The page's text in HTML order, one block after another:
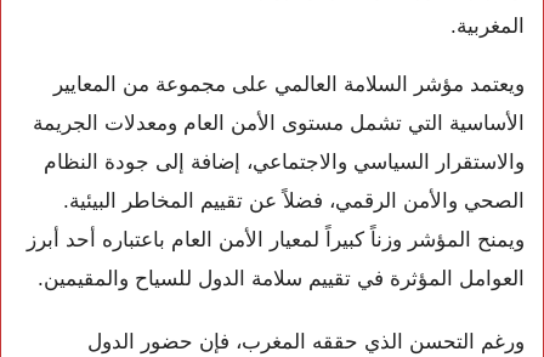
المغربية.
ويعتمد مؤشر السلامة العالمي على مجموعة من المعايير
الأساسية التي تشمل مستوى الأمن العام ومعدلات الجريمة
والاستقرار السياسي والاجتماعي، إضافة إلى جودة النظام
الصحي والأمن الرقمي، فضلاً عن تقييم المخاطر البيئية.
ويمنح المؤشر وزناً كبيراً لمعيار الأمن العام باعتباره أحد أبرز
العوامل المؤثرة في تقييم سلامة الدول للسياح والمقيمين.
ورغم التحسن الذي حققه المغرب، فإن حضور الدول